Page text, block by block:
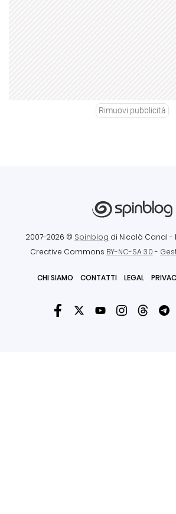
Rimuovi pubblicità
2007-2026 © Spinblog di Nicolò Canal -
Creative Commons BY-NC-SA 3.0-
CHI SIAMO CONTATTI LEGAL